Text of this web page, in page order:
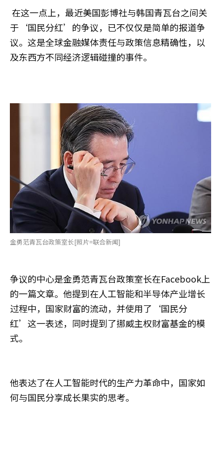
在这一点上，最近美国彭博社与韩国青瓦台之间关
于‘国民分红’的争议，已不仅仅是简单的报道争
议。这是全球金融媒体责任与政策信息精确性，以
及东西方不同经济逻辑碰撞的事件。
金勇范青瓦台政策室长[照片=联合新闻]
争议的中心是金勇范青瓦台政策室长在Facebook上
的一篇文章。他提到在人工智能和半导体产业增长
过程中，国家财富的流动，并使用了‘国民分
红’这一表述，同时提到了挪威主权财富基金的模
式。
他表达了在人工智能时代的生产力革命中，国家如
何与国民分享成长果实的思考。